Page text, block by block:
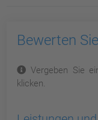
Bewerten
Vergeben Sie
klicken.